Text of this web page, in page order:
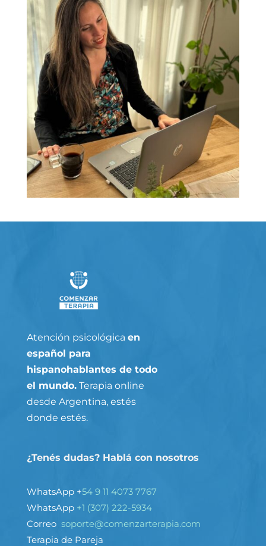
Atención psicológica en
español para
hispanohablantes de todo
el mundo.Terapia online
desde Argentina, estés
donde estés.
¿Tenés dudas? Hablá con nosotros
WhatsApp +54 9 11 4073 7767
WhatsApp +1 (307) 222-5934
Correo soporte@comenzarterapia.com
Terapia de Pareja